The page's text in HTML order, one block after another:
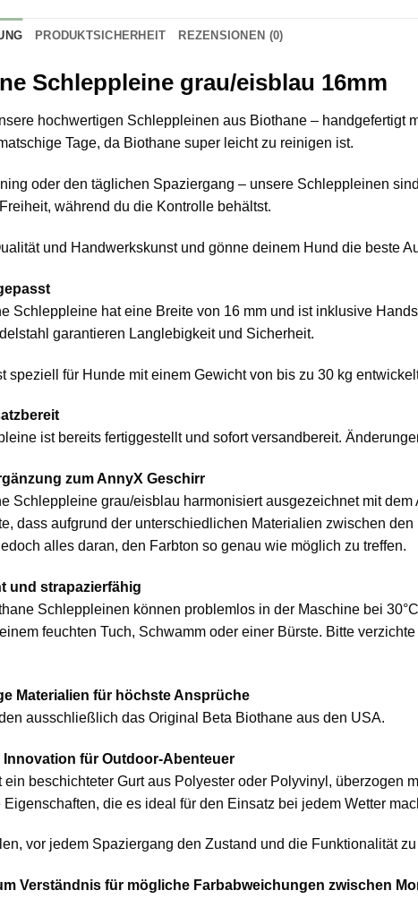
PRODUKTSICHERHEIT REZENSIONEN (0)
Schleppleine grau/eisblau 16mm
hochwertigen Schleppleinen aus Biothane –
Tage, da Biothane super leicht zu reinigen ist.
oder den täglichen Spaziergang – unsere Schleppleinen
während du die Kontrolle behältst.
und Handwerkskunst und gönne deinem Hund die beste
Schleppleine hat eine Breite von 16 mm und ist inklusive
garantieren Langlebigkeit und Sicherheit.
speziell für Hunde mit einem Gewicht von bis zu 30 kg
ist bereits fertiggestellt und sofort versandbereit.
zum AnnyX Geschirr
Schleppleine grau/eisblau harmonisiert ausgezeichnet mit
dass aufgrund der unterschiedlichen Materialien zwischen
alles daran, den Farbton so genau wie möglich zu treffen.
und strapazierfähig
Schleppleinen können problemlos in der Maschine bei
feuchten Tuch, Schwamm oder einer Bürste. Bitte
Materialien für höchste Ansprüche
ausschließlich das Original Beta Biothane aus den USA.
Innovation für Outdoor-Abenteuer
ein beschichteter Gurt aus Polyester oder Polyvinyl, überzogen
die es ideal für den Einsatz bei jedem Wetter
vor jedem Spaziergang den Zustand und die Funktionalität
Verständnis für mögliche Farbabweichungen zwischen